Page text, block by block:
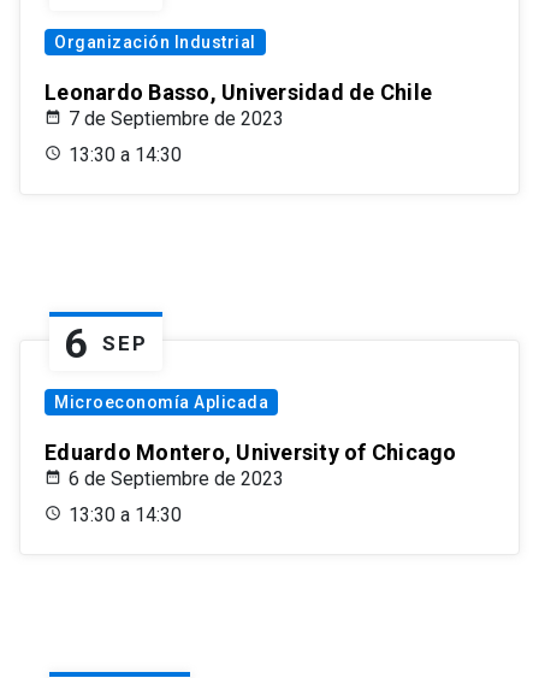
Organización Industrial
Leonardo Basso, Universidad de Chile
7 de Septiembre de 2023
13:30 a 14:30
6 SEP
Microeconomía Aplicada
Eduardo Montero, University of Chicago
6 de Septiembre de 2023
13:30 a 14:30